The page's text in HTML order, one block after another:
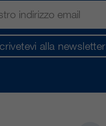
alla newsletter